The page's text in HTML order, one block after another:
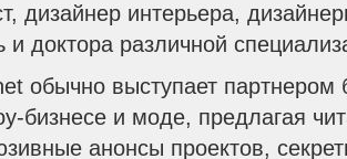
дизайнер интерьера,
и доктора различной
обычно выступает партнером
бизнесе и моде, предлагая
анонсы проектов,